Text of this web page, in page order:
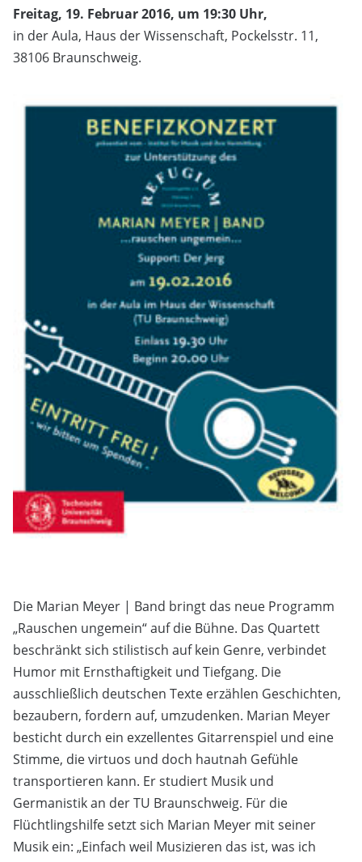
Freitag, 19. Februar 2016, um 19:30 Uhr,
in der Aula, Haus der Wissenschaft, Pockelsstr. 11,
38106 Braunschweig.
Die Marian Meyer | Band bringt das neue Programm
„Rauschen ungemein“ auf die Bühne. Das Quartett
beschränkt sich stilistisch auf kein Genre, verbindet
Humor mit Ernsthaftigkeit und Tiefgang. Die
ausschließlich deutschen Texte erzählen Geschichten,
bezaubern, fordern auf, umzudenken. Marian Meyer
besticht durch ein exzellentes Gitarrenspiel und eine
Stimme, die virtuos und doch hautnah Gefühle
transportieren kann. Er studiert Musik und
Germanistik an der TU Braunschweig. Für die
Flüchtlingshilfe setzt sich Marian Meyer mit seiner
Musik ein: „Einfach weil Musizieren das ist, was ich